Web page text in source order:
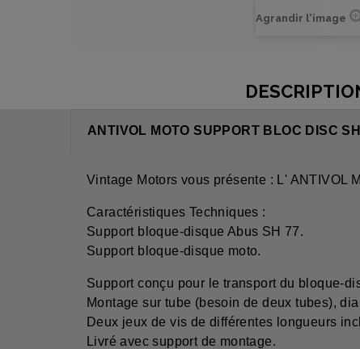
Agrandir l'image
ANTIVOL MOTO SUPPORT BLOC DISC
Vintage Motors vous présente : L' ANTIVOL
Caractéristiques Techniques :
Support bloque-disque Abus SH 77.
Support bloque-disque moto.
Support conçu pour le transport du bloque-
Montage sur tube (besoin de deux tubes),
Deux jeux de vis de différentes longueurs
Livré avec support de montage.